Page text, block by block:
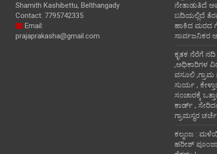
Shamith Kashibettu, Belthangady
Contact: 7795742335
Email:
prajaprakasha@gmail.com
ನೇತಾಡುತಿದೆ
ಬದಿಯಲ್ಲಿದೆ
ಹಾಕಿದ ಮರದ
ಸಾರ್ವಜನಿಕರ
ಕೃತಕ ನೆರೆಗೆ ನದಿ
,ಅಧಿಕಾರಿಗಳ
ವಸೂಲಿ
ಸುರ್ಯ ,
ಸಂಚಾರಕ್ಕೆ
ಕಾರ್ಡ್ ,
ಗ್ರಾಮಸ್ಥರ
ಕಲ್ಮಂಜ :
ಹರೀಶ್